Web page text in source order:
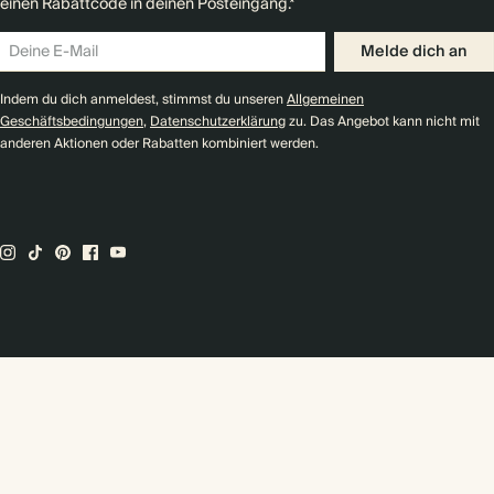
Melde dich an
Indem du dich anmeldest, stimmst du unserenAllgemeinen
Geschäftsbedingungen,Datenschutzerklärungzu. Das Angebot kann nicht mit
anderen Aktionen oder Rabatten kombiniert werden.